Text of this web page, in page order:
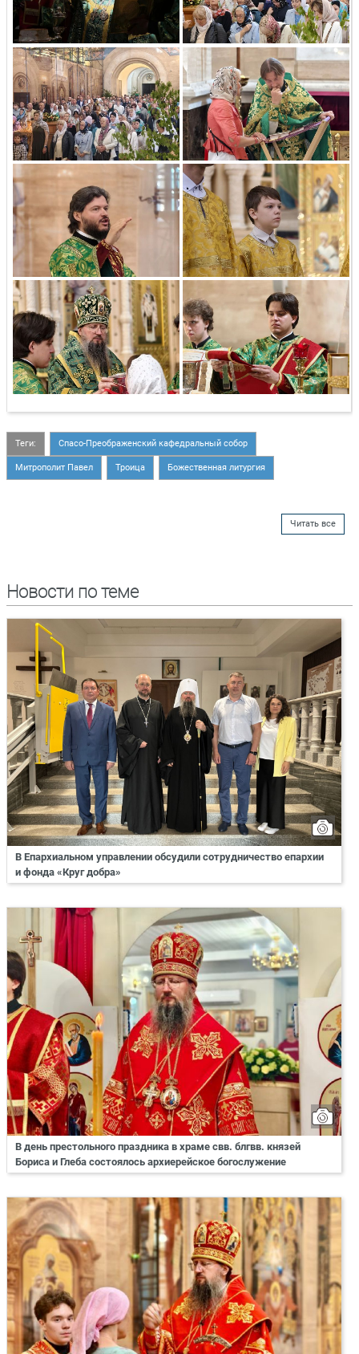
Теги: Спасо-Преображенский кафедральный собор
Митрополит Павел Троица Божественная литургия
Читать все
Новости по теме
В Епархиальном управлении обсудили сотрудничество епархии
и фонда «Круг добра»
В день престольного праздника в храме свв. блгвв. князей
Бориса и Глеба состоялось архиерейское богослужение